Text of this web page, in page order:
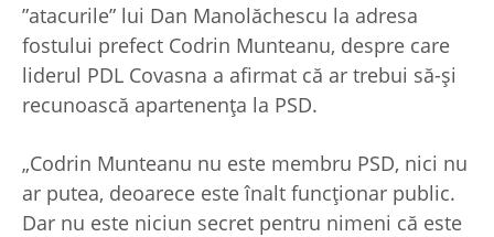
”atacurile” lui Dan Manolăchescu la adresa
fostului prefect Codrin Munteanu, despre care
liderul PDL Covasna a afirmat că ar trebui să-și
recunoască apartenența la PSD.
„Codrin Munteanu nu este membru PSD, nici nu
ar putea, deoarece este înalt funcționar public.
Dar nu este niciun secret pentru nimeni că este